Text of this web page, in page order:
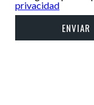
privacidad